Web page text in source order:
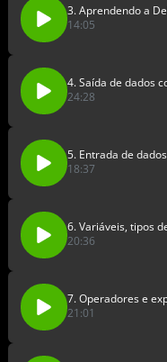
3. Aprendendo a
14:05
4. Saída de dados
24:28
5. Entrada de
18:37
6. Variáveis, tipos
20:36
7. Operadores e
21:01